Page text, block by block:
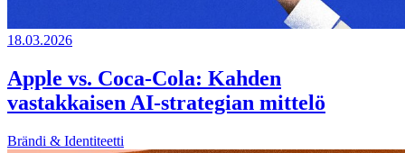
18.03.2026
Apple vs. Coca-Cola: Kahden
vastakkaisen AI-strategian mittelö
Brändi & Identiteetti